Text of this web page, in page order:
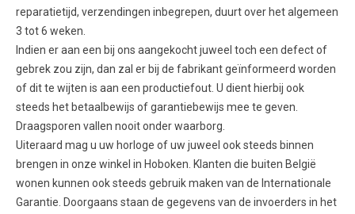
reparatietijd, verzendingen inbegrepen, duurt over het algemeen
3 tot 6 weken.
Indien er aan een bij ons aangekocht juweel toch een defect of
gebrek zou zijn, dan zal er bij de fabrikant geïnformeerd worden
of dit te wijten is aan een productiefout. U dient hierbij ook
steeds het betaalbewijs of garantiebewijs mee te geven.
Draagsporen vallen nooit onder waarborg.
Uiteraard mag u uw horloge of uw juweel ook steeds binnen
brengen in onze winkel in Hoboken. Klanten die buiten België
wonen kunnen ook steeds gebruik maken van de Internationale
Garantie. Doorgaans staan de gegevens van de invoerders in het